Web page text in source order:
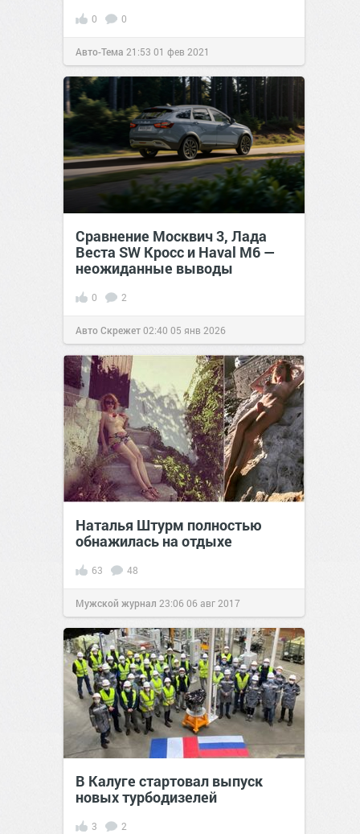
0 0
Авто-Тема 21:53 01 фев 2021
Сравнение Москвич 3, Лада
Веста SW Кросс и Haval M6 —
неожиданные выводы
0 2
Авто Скрежет02:40 05 янв 2026
Наталья Штурм полностью
обнажилась на отдыхе
63 48
Мужской журнал 23:0606 авг 2017
В Калуге стартовал выпуск
новых турбодизелей
3 2